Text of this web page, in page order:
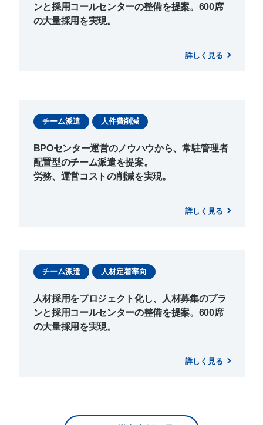
ンと採用コールセンターの整備を提案。600席
の大量採用を実現。
詳しく見る
チーム派遣 人件費削減
BPOセンター運営のノウハウから、常駐管理者
配置型のチーム派遣を提案。
労務、運営コストの削減を実現。
詳しく見る
チーム派遣 人材定着率向
人材採用をプロジェクト化し、人材募集のプラ
ンと採用コールセンターの整備を提案。600席
の大量採用を実現。
詳しく見る